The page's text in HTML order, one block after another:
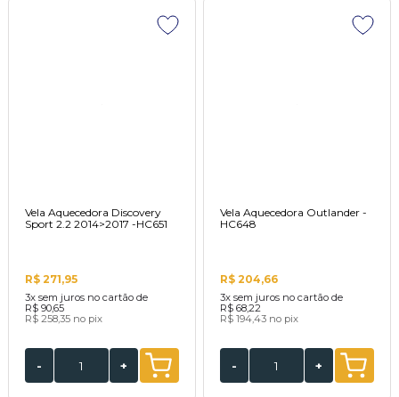
Vela Aquecedora Discovery
Sport 2.2 2014>2017 -HC651
R$ 271,95
3x sem juros no cartão de
R$ 90,65
R$ 258,35 no pix
- +
Vela Aquecedora Outlander -
HC648
R$ 204,66
3x sem juros no cartão de
R$ 68,22
R$ 194,43 no pix
- +